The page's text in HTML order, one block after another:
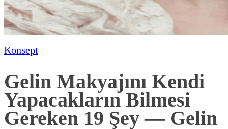
Konsept
Gelin Makyajını Kendi
Yapacakların Bilmesi
Gereken 19 Şey — Gelin